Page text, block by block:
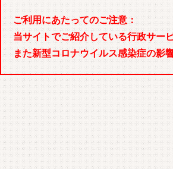
ご利用にあたってのご注意：
当サイトでご紹介している行政サー
また新型コロナウイルス感染症の影